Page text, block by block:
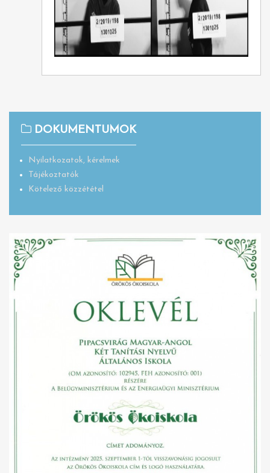
DOKUMENTUMOK
Nyilatkozatok, kérelmek
Tájékoztatók
Kötelező közzététel